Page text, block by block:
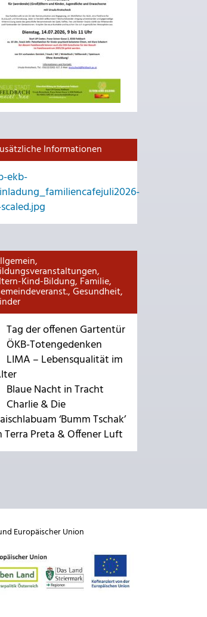
Informationen
ekb-
Kind-Bildung, Familie,
Gesundheit,
Tag der offenen Gartentür
ÖKB-Totengedenken
LIMA – Lebensqualität im
Blaue Nacht in Tracht
Charlie & Die
‘Bumm Tschak’
Terra Preta & Offener Luft
Europäischer Union